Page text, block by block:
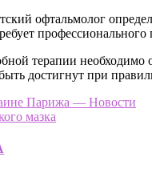
офтальмолог
терапии
достигнут при
Парижа — Новости
мазка